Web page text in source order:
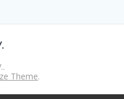
Theme.